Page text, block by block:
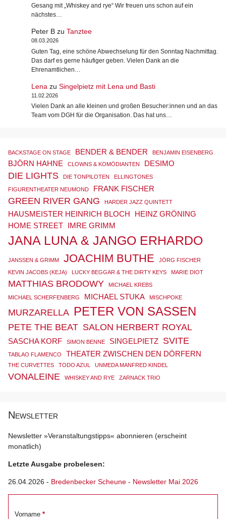
Gesang mit „Whiskey and rye“ Wir freuen uns schon auf ein
nächstes…
Peter Bzu Tanztee
08.03.2026
Guten Tag, eine schöne Abwechselung für den Sonntag Nachmittag.
Das darf es gerne häufiger geben. Vielen Dank an die
Ehrenamtlichen…
Lena zu Singelpietz mit Lena und Basti
11.02.2026
Vielen Dank an alle kleinen und großen Besucher:innen und an das
Team vom DGH für die Organisation. Das hat uns…
BACKSTAGE ON STAGE BENDER & BENDER BENJAMIN EISENBERG
BJÖRN HAHNE CLOWNS & KOMÖDIANTEN DESIMO
DIE LIGHTS DIE TONPILOTEN ELLINGTONES
FIGURENTHEATER NEUMOND FRANK FISCHER
GREEN RIVER GANG HARDER JAZZ QUINTETT
HAUSMEISTER HEINRICH BLOCH
HEINZ GRÖNING
HOME STREET IMRE GRIMM
JANA LUNA & JANGO ERHARDO
JANSSEN & GRIMM JOACHIM BUTHE
JÖRG FISCHER
KEVIN JACOBS (KEJA)
LUCKY BEGGAR & THE DIRTY KEYS MARIE DIOT
MATTHIAS BRODOWY MICHAEL KREBS
MICHAEL SCHERFENBERG MICHAEL STUKA MISCHPOKE
MURZARELLA PETER VON SASSEN
PETE THE BEAT SALON HERBERT ROYAL
SASCHA KORF SIMON BENNE SINGELPIETZ SVITE
TABLAO FLAMENCO THEATER ZWISCHEN DEN DÖRFERN
THE CURVETTES TODO AZUL UNMEDA MANFRED KINDEL
VONALEINE WHISKEY AND RYE ZARNACK TRIO
Newsletter
Newsletter »Veranstaltungstipps« abonnieren (erscheint
monatlich)
Letzte Ausgabe probelesen:
26.04.2026 - Bredenbecker Scheune - Newsletter Mai 2026
Vorname